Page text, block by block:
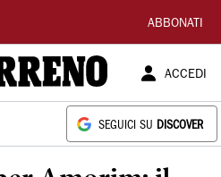
ABBONATI
ACCEDI
SEGUICI SU DISCOVER